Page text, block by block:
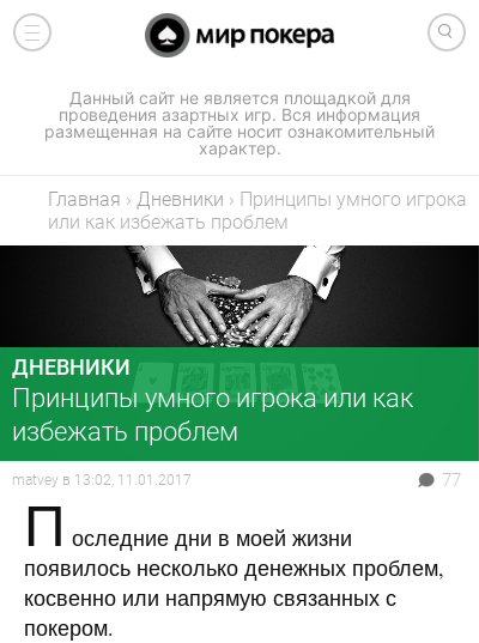
Данный сайт не является площадкой для
проведения азартных игр. Вся информация
размещенная на сайте носит ознакомительный
характер.
Главная › Дневники › Принципы умного игрока
или как избежать проблем
ДНЕВНИКИ
Принципы умного игрока или как
избежать проблем
matvey в 13:02, 11.01.2017 77
П оследние дни в моей жизни
появилось несколько денежных проблем,
косвенно или напрямую связанных с
покером.